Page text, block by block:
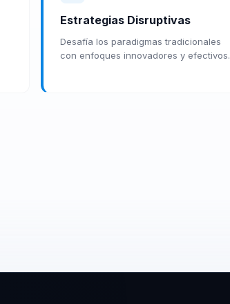
Estrategias Disruptivas
Desafía los paradigmas tradicionales
con enfoques innovadores y efectivos.